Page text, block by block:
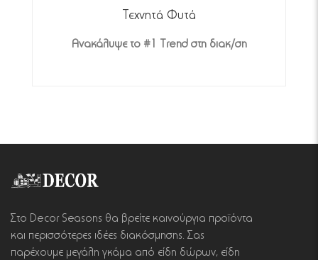
Τεχνητά Φυτά
Top 7 σημεία για τεχνητά φυτά
Στο Decor Seasons θα βρείτε καινούργια προϊόντα
και περισσότερες ιδέες διακόσμησης. Σας
παρέχουμε μεγάλη γκάμα από είδη δώρων, είδη